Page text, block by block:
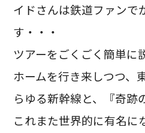
イドさんは鉄道ファンで
す・・・
ツアーをごくごく簡単に
ホームを行き来しつつ、
らゆる新幹線と、『奇跡
これまた世界的に有名に